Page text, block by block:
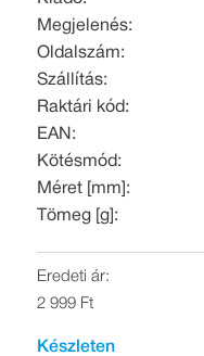
Megjelenés:
Oldalszám:
Szállítás:
Raktári kód:
EAN:
Kötésmód:
Méret [mm]:
Tömeg [g]:
Eredeti ár:
2 999 Ft
Készleten